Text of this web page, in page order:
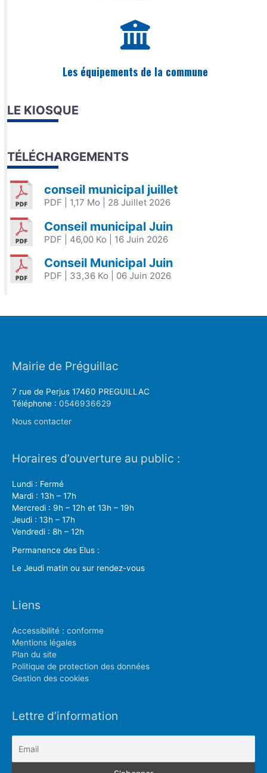
Les équipements de la commune
LE KIOSQUE
TÉLÉCHARGEMENTS
conseil municipal juillet
PDF | 1,17 Mo | 28 Juillet 2026
Conseil municipal Juin
PDF | 46,00 Ko | 16 Juin 2026
Conseil Municipal Juin
PDF | 33,36 Ko | 06 Juin 2026
Mairie de Préguillac
7 rue de Perjus 17460 PREGUILLAC
Téléphone : 0546936629
Nous contacter
Horaires d’ouverture au public :
Lundi : Fermé
Mardi : 13h – 17h
Mercredi : 9h – 12h et 13h – 19h
Jeudi : 13h – 17h
Vendredi : 8h – 12h
Permanence des Elus :
Le Jeudi matin ou sur rendez-vous
Liens
Accessibilité : conforme
Mentions légales
Plan du site
Politique de protection des données
Gestion des cookies
Lettre d’information